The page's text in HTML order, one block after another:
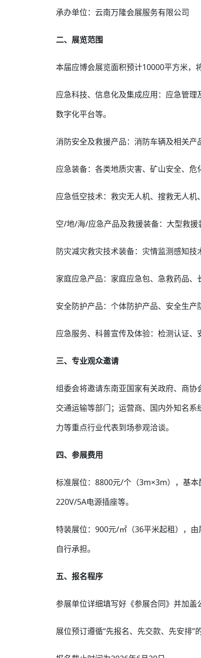
承办单位：云南万隆会展服务有限公司
二、展览范围
本届应博会展览面积预计10000平方米，
应急科技、信息化及集成应用：应急管
数字化平台等。
消防安全及救援产品：消防车辆及相关产
应急装备：各类地质灾害、矿山安全、危
应急低空技术：救灾无人机、搜救无人机
空/地/海/应急产品及救援装备：大型救援
防灾减灾救灾技术装备：灾情监测感知技
家庭应急产品：家庭应急包、急救药品、
安全防护产品：个体防护产品、安全生产
应急服务、科普宣传及体验：检测认证、
三、专业观众邀请
组委会将邀请东南亚国家有关政府、商协
交通运输等部门；运营商、国内外知名
力等重点行业代表到场参观洽谈。
四、参展费用
标准展位：8800元/个（3m×3m），基
220V/5A电源插座等。
特装展位：900元/㎡（36平米起租），
自行承担。
五、报名程序
参展单位详细填写好《参展合同》并加盖
展位预订遵循“先报名、先交款、先安排”